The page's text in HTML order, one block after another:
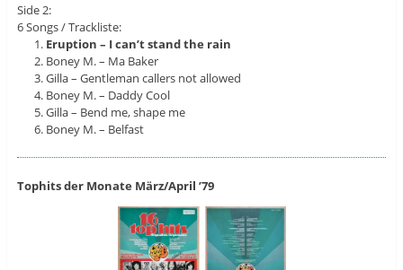
Side 2:
6 Songs / Trackliste:
Eruption – I can’t stand the rain
Boney M. – Ma Baker
Gilla – Gentleman callers not allowed
Boney M. – Daddy Cool
Gilla – Bend me, shape me
Boney M. – Belfast
Tophits der Monate März/April ’79